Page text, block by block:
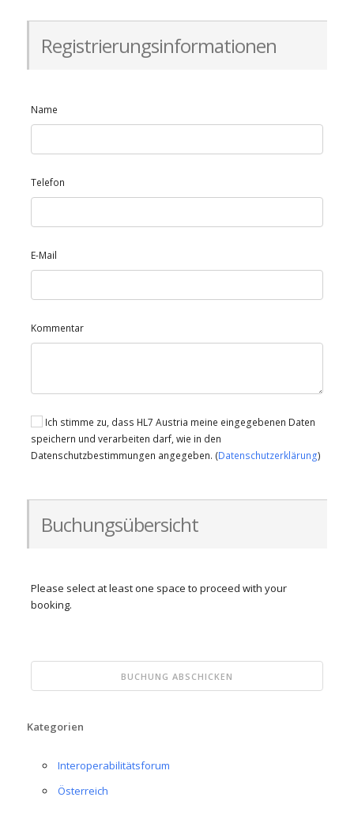
Registrierungsinformationen
Name
Telefon
E-Mail
Kommentar
Ich stimme zu, dass HL7 Austria meine eingegebenen Daten
speichern und verarbeiten darf, wie in den
Datenschutzbestimmungen angegeben. (Datenschutzerklärung)
Buchungsübersicht
Please select at least one space to proceed with your
booking.
Kategorien
Interoperabilitätsforum
Österreich